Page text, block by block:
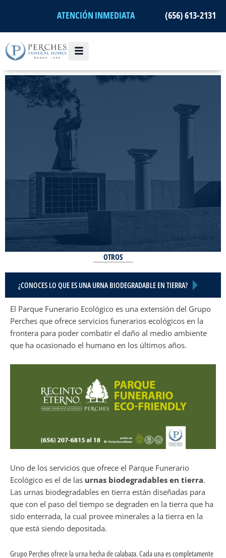
ATENCIÓN INMEDIATA (656) 613-2131
OTROS
¿CONOCES LO QUE ES UNA URNA BIODEGRADABLE EN TIERRA?
El Parque Funerario Ecológico es una extensión del Grupo
Perches que ofrece servicios funerarios ecológicos en la
frontera para poder combatir el daño al medio ambiente
que ha ocasionado el humano en los últimos años.
Uno de los servicios que ofrece el Parque Funerario
Ecológico es el de las urnas biodegradables en tierra.
Las urnas biodegradables en tierra están diseñadas para
que con el paso del tiempo se degraden en la tierra que ha
sido enterrada, la cual provee minerales a la tierra en la
que está siendo depositada.
Grupo Perches ofrece la urna hecha de calabaza. Cada una es completamente